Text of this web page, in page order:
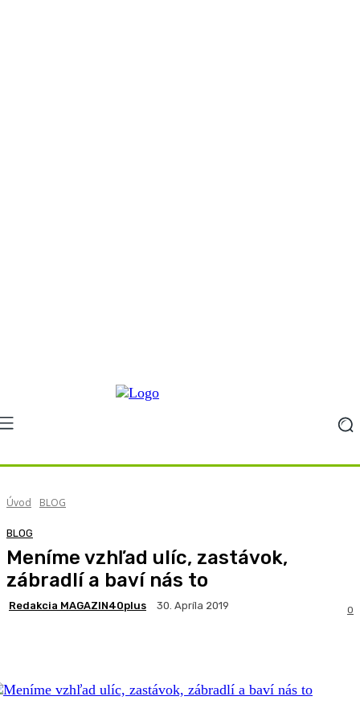
Úvod BLOG
BLOG
Meníme vzhľad ulíc, zastávok,
zábradlí a baví nás to
Redakcia MAGAZIN40plus 30. Apríla 2019 0